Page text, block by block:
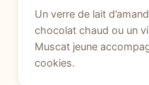
Un verre de lait
chocolat chaud ou un
Muscat jeune
cookies.